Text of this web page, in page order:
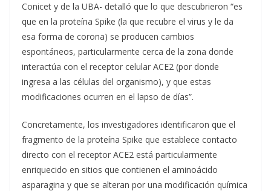
Conicet y de la UBA- detalló que lo que descubrieron “es
que en la proteína Spike (la que recubre el virus y le da
esa forma de corona) se producen cambios
espontáneos, particularmente cerca de la zona donde
interactúa con el receptor celular ACE2 (por donde
ingresa a las células del organismo), y que estas
modificaciones ocurren en el lapso de días”.
Concretamente, los investigadores identificaron que el
fragmento de la proteína Spike que establece contacto
directo con el receptor ACE2 está particularmente
enriquecido en sitios que contienen el aminoácido
asparagina y que se alteran por una modificación química